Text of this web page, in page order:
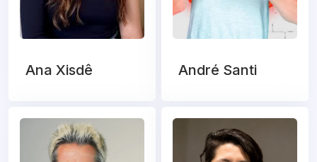
Ana Xisdê André Santi